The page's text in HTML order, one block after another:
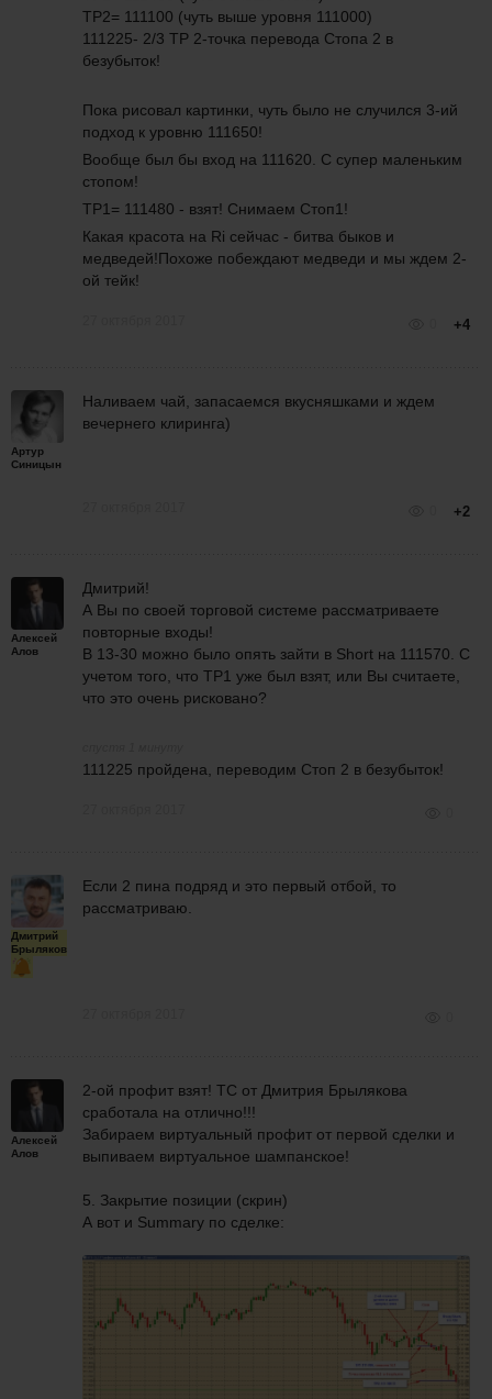
TP2= 111100 (чуть выше уровня 111000)
111225- 2/3 TP 2-точка перевода Стопа 2 в
безубыток!
Пока рисовал картинки, чуть было не случился 3-ий
подход к уровню 111650!
Вообще был бы вход на 111620. С супер маленьким
стопом!
TP1= 111480 - взят! Снимаем Стоп1!
Какая красота на Ri сейчас - битва быков и
медведей!Похоже побеждают медведи и мы ждем 2-
ой тейк!
+4
Артур
Синицын
Наливаем чай, запасаемся вкусняшками и ждем
вечернего клиринга)
+2
Алексей
Алов
Дмитрий!
А Вы по своей торговой системе рассматриваете
повторные входы!
В 13-30 можно было опять зайти в Short на 111570. С
учетом того, что TP1 уже был взят, или Вы считаете,
что это очень рисковано?
111225 пройдена, переводим Стоп 2 в безубыток!
Дмитрий
Брыляков
Если 2 пина подряд и это первый отбой, то
рассматриваю.
Алексей
Алов
2-ой профит взят! ТС от Дмитрия Брылякова
сработала на отлично!!!
Забираем виртуальный профит от первой сделки и
выпиваем виртуальное шампанское!
5. Закрытие позиции (скрин)
А вот и Summary по сделке: